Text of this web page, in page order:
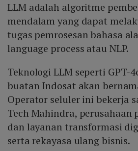
LLM adalah algoritme
mendalam yang dapat
tugas pemrosesan bahasa
language process atau NLP.
Teknologi LLM seperti GPT-
buatan Indosat akan
Operator seluler ini bekerja
Tech Mahindra, perusahaan
dan layanan transformasi
serta rekayasa ulang bisnis.